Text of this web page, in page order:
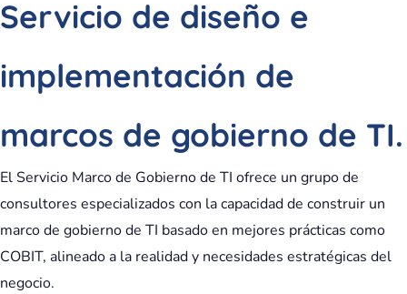
Servicio de diseño e
implementación de
marcos de gobierno de TI.
El Servicio Marco de Gobierno de TI ofrece un grupo de
consultores especializados con la capacidad de construir un
marco de gobierno de TI basado en mejores prácticas como
COBIT, alineado a la realidad y necesidades estratégicas del
negocio.